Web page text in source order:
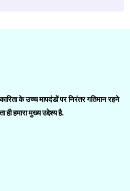
के उच्च मापदंडों पर निरंतर गतिमान रहने
ही हमारा मुख्य उद्देश्य है.